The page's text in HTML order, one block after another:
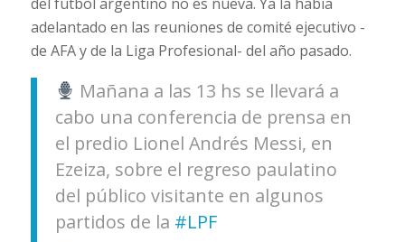
adelantado en las reuniones de comité ejecutivo -
de AFA y de la Liga Profesional- del año pasado.
Mañana a las 13 hs se llevará a
cabo una conferencia de prensa en
el predio Lionel Andrés Messi, en
Ezeiza, sobre el regreso paulatino
del público visitante en algunos
partidos de la #LPF